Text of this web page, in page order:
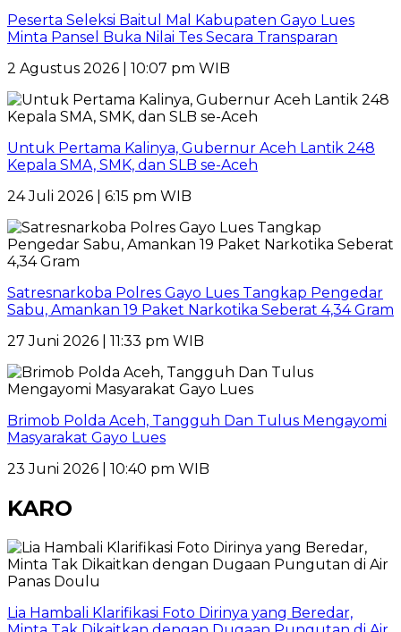
Peserta Seleksi Baitul Mal Kabupaten Gayo Lues
Minta Pansel Buka Nilai Tes Secara Transparan
2 Agustus 2026 | 10:07 pm WIB
Untuk Pertama Kalinya, Gubernur Aceh Lantik 248
Kepala SMA, SMK, dan SLB se-Aceh
24 Juli 2026 | 6:15 pm WIB
Satresnarkoba Polres Gayo Lues Tangkap Pengedar
Sabu, Amankan 19 Paket Narkotika Seberat 4,34 Gram
27 Juni 2026 | 11:33 pm WIB
Brimob Polda Aceh, Tangguh Dan Tulus Mengayomi
Masyarakat Gayo Lues
23 Juni 2026 | 10:40 pm WIB
KARO
Lia Hambali Klarifikasi Foto Dirinya yang Beredar,